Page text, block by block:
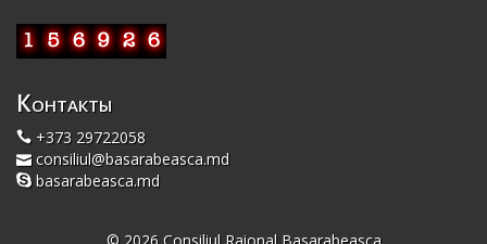
Контакты
+373 29722058
consiliul@basarabeasca.md
basarabeasca.md